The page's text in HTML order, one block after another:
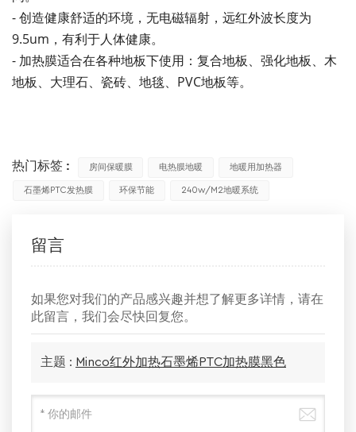
- 创造健康舒适的环境，无电磁辐射，远红外波长度为
9.5um，有利于人体健康。
- 加热膜适合在各种地板下使用：复合地板、强化地板、木
地板、大理石、瓷砖、地毯、PVC地板等。
热门标签 : 房间保暖膜 电热膜地暖 地暖用加热器
石墨烯PTC发热膜 环保节能 240w/m2地暖系统
留言
如果您对我们的产品感兴趣并想了解更多详情，请在
此留言，我们会尽快回复您。
主题 : Minco红外加热石墨烯PTC加热膜黑色